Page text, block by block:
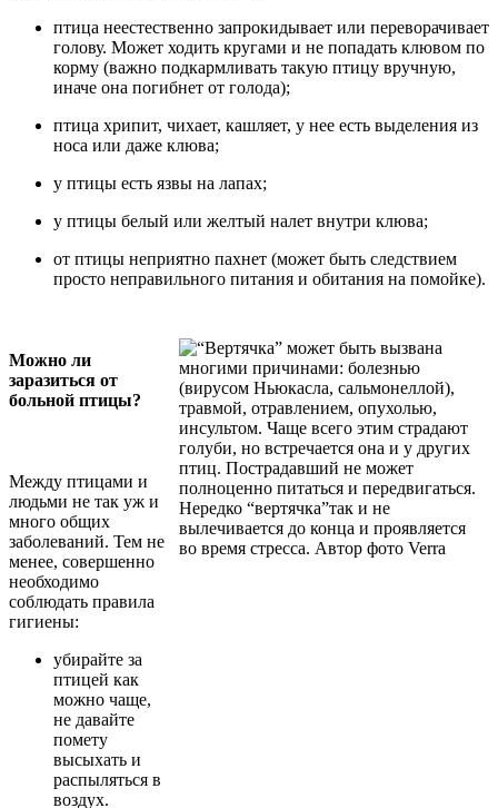
птица неестественно запрокидывает или переворачивает
голову. Может ходить кругами и не попадать клювом по
корму (важно подкармливать такую птицу вручную,
иначе она погибнет от голода);
птица хрипит, чихает, кашляет, у нее есть выделения из
носа или даже клюва;
у птицы есть язвы на лапах;
у птицы белый или желтый налет внутри клюва;
от птицы неприятно пахнет (может быть следствием
просто неправильного питания и обитания на помойке).
Можно ли
заразиться от
больной птицы?
Между птицами и
людьми не так уж и
много общих
заболеваний. Тем не
менее, совершенно
необходимо
соблюдать правила
гигиены:
убирайте за
птицей как
можно чаще,
не давайте
помету
высыхать и
распыляться в
воздух.